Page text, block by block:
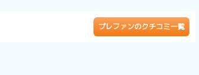
プレファンのクチコミ一覧